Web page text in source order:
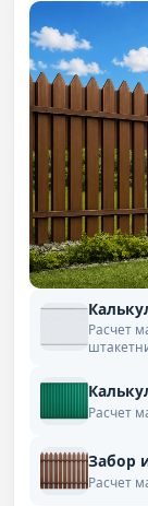
Расчет
Расчет
Забор
Расчет